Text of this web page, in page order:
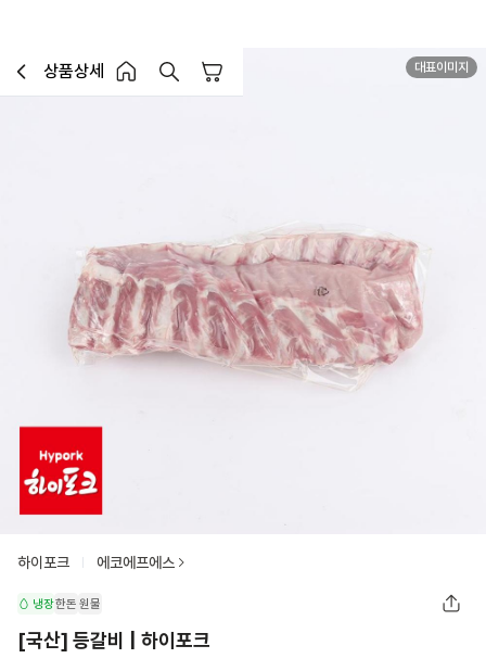
이전페이지로 이동
상품상세
홈 버튼홈 장바구니
대표이미지
하이포크 에코에프에스
냉장한돈 원물
[국산] 등갈비 | 하이포크